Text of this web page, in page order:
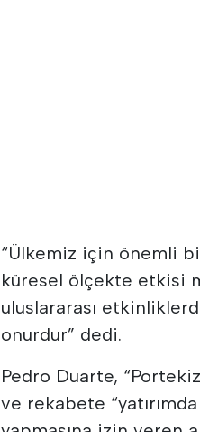
“Ülkemiz için önemli
küresel ölçekte etkisi
uluslararası
onurdur” dedi.
Pedro Duarte,
ve rekabete